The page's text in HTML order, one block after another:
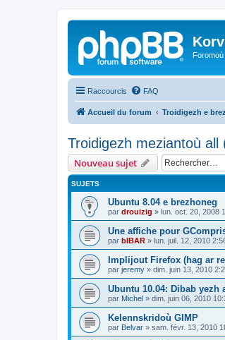
Raccourcis FAQ
Accueil du forum Troidigezh e
Troidigezh meziantoù
Nouveau sujet
SUJETS
Ubuntu 8.04 e brezhoneg
par drouizig » lun. oct. 20, 2008
Une affiche pour
par bIBAR » lun. juil. 12, 2010
Implijout Firefox (hag ar
par jeremy » dim. juin 13, 2010
Ubuntu 10.04: Dibab yezh
par Michel » dim. juin 06, 2010
Kelennskridoù GIMP
par Belvar » sam. févr. 13, 2010